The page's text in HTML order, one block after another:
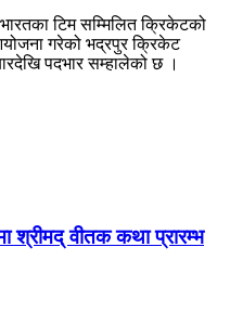
टिम सम्मिलित क्रिकेटको
गरेको भद्रपुर क्रिकेट
पदभार सम्हालेको छ ।
श्रीमद् वीतक कथा प्रारम्भ